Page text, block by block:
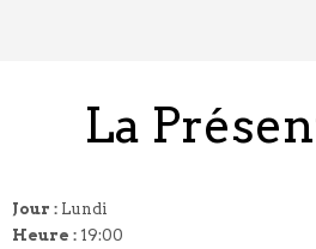
La
Jour : Lundi
Heure : 19:00